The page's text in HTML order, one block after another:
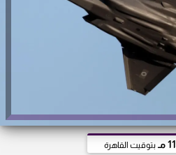
مـ بتوقيت القاهرة